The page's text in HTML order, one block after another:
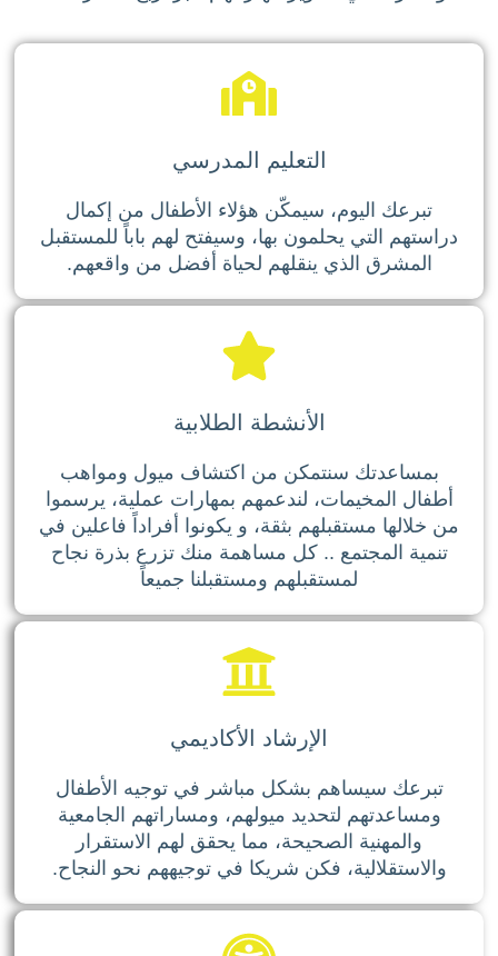
التعليم المدرسي
تبرعك اليوم، سيمكّن هؤلاء الأطفال من إكمال
دراستهم التي يحلمون بها، وسيفتح لهم باباً للمستقبل
المشرق الذي ينقلهم لحياة أفضل من واقعهم.
الأنشطة الطلابية
بمساعدتك سنتمكن من اكتشاف ميول ومواهب
أطفال المخيمات، لندعمهم بمهارات عملية، يرسموا
من خلالها مستقبلهم بثقة، و يكونوا أفراداً فاعلين في
تنمية المجتمع .. كل مساهمة منك تزرع بذرة نجاح
لمستقبلهم ومستقبلنا جميعاً
الإرشاد الأكاديمي
تبرعك سيساهم بشكل مباشر في توجيه الأطفال
ومساعدتهم لتحديد ميولهم، ومساراتهم الجامعية
والمهنية الصحيحة، مما يحقق لهم الاستقرار
والاستقلالية، فكن شريكا في توجيههم نحو النجاح.